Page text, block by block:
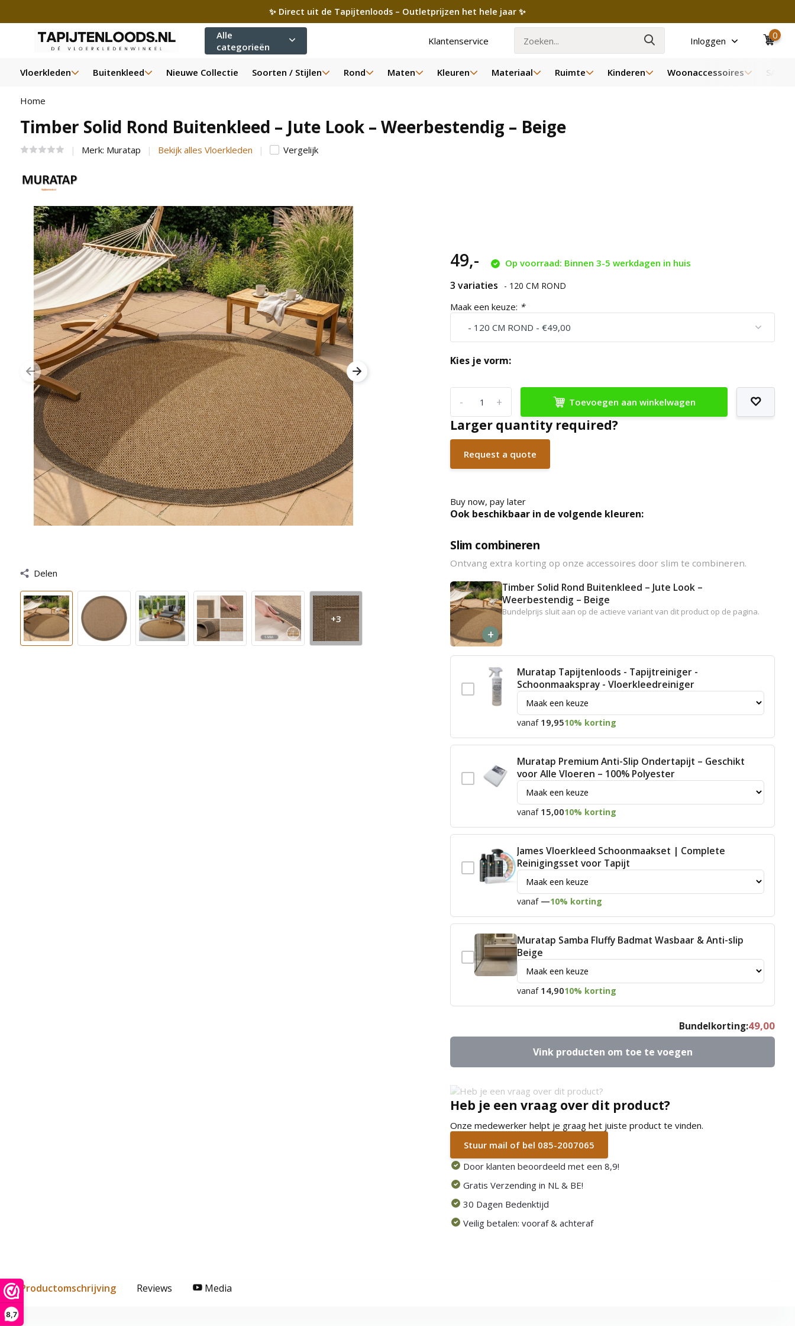
8,7
✨ Direct uit de Tapijtenloods – Outletprijzen het hele jaar ✨
Alle
categorieën
Klantenservice Inloggen 0
Vloerkleden Buitenkleed Nieuwe Collectie Soorten / Stijlen Rond Maten Kleuren Materiaal Ruimte Kinderen Woonaccessoires SALE
Home
Timber Solid Rond Buitenkleed – Jute Look – Weerbestendig – Beige
Merk: Muratap Bekijk alles Vloerkleden Vergelijk
Delen
+3
49,- Op voorraad: Binnen 3-5 werkdagen in huis
3 variaties - 120 CM ROND
Maak een keuze: *
Kies je vorm:
+
- Toevoegen aan winkelwagen
Larger quantity required?
Request a quote
Buy now, pay later
Ook beschikbaar in de volgende kleuren:
Slim combineren
Ontvang extra korting op onze accessoires door slim te combineren.
+
Timber Solid Rond Buitenkleed – Jute Look –
Weerbestendig – Beige
Bundelprijs sluit aan op de actieve variant van dit product op de pagina.
Muratap Tapijtenloods - Tapijtreiniger -
Schoonmaakspray - Vloerkleedreiniger
vanaf 19,9510% korting
Muratap Premium Anti-Slip Ondertapijt – Geschikt
voor Alle Vloeren – 100% Polyester
vanaf 15,0010% korting
James Vloerkleed Schoonmaakset | Complete
Reinigingsset voor Tapijt
vanaf —10% korting
Muratap Samba Fluffy Badmat Wasbaar & Anti-slip
Beige
vanaf 14,9010% korting
Bundelkorting:49,00
Vink producten om toe te voegen
Heb je een vraag over dit product?
Onze medewerker helpt je graag het juiste product te vinden.
Stuur mail of bel 085-2007065
Door klanten beoordeeld met een 8,9!
Gratis Verzending in NL & BE!
30 Dagen Bedenktijd
Veilig betalen: vooraf & achteraf
Productomschrijving Reviews Media